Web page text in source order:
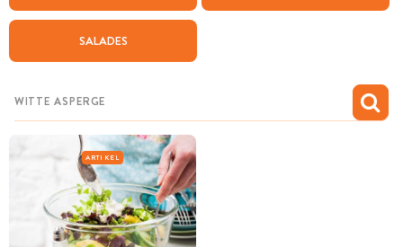
SALADES
ARTIKEL
WEEKMENU
CHAT MET MAIA
MIJN BEWAARDE RECEPTEN